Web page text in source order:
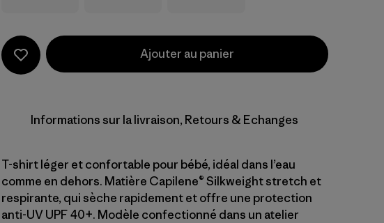
Ajouter au panier
Informations sur la livraison, Retours & Echanges
T-shirt léger et confortable pour bébé, idéal dans l’eau
comme en dehors. Matière Capilene® Silkweight stretch et
respirante, qui sèche rapidement et offre une protection
anti-UV UPF 40+. Modèle confectionné dans un atelier